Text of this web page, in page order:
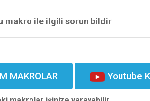
makro ile ilgili sorun bildir
MAKROLAR Youtube